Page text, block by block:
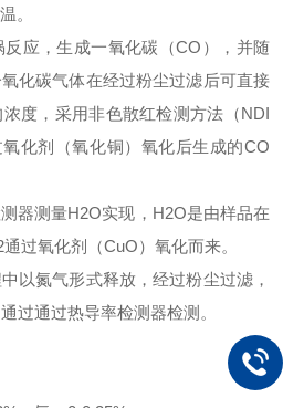
。
应，生成一氧化碳（CO），并随
化碳气体在经过粉尘过滤后可直接
度，采用非色散红检测方法（NDI
化剂（氧化铜）氧化后生成的CO
器测量H2O实现，H2O是由样品在
过氧化剂（CuO）氧化而来。
以氮气形式释放，经过粉尘过滤，
过通过热导率检测器检测。